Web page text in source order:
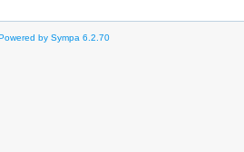
by Sympa 6.2.70